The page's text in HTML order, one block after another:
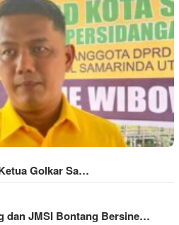
Golkar Sa…
dan JMSI Bontang Bersine…